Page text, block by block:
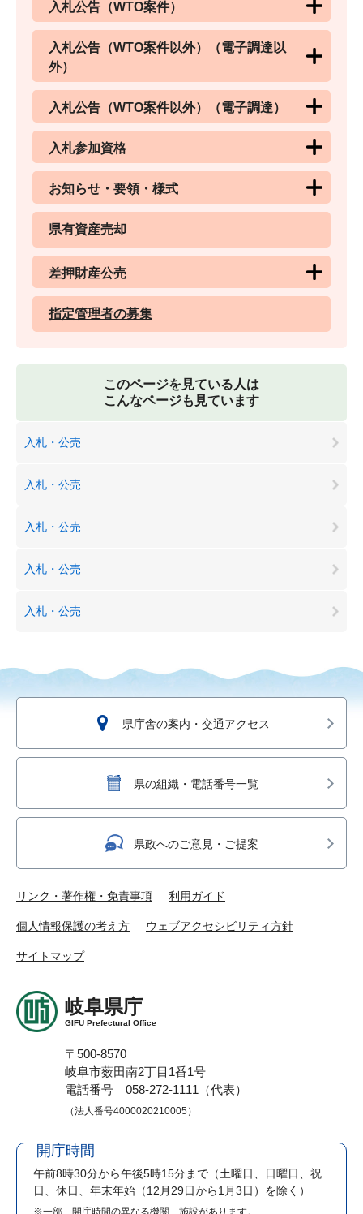
入札公告（WTO案件）
入札公告（WTO案件以外）（電子調達以
外）
入札公告（WTO案件以外）（電子調達）
入札参加資格
お知らせ・要領・様式
県有資産売却
差押財産公売
指定管理者の募集
このページを見ている人は
こんなページも見ています
入札・公売
入札・公売
入札・公売
入札・公売
入札・公売
県庁舎の案内・交通アクセス
県の組織・電話番号一覧
県政へのご意見・ご提案
リンク・著作権・免責事項 利用ガイド
個人情報保護の考え方 ウェブアクセシビリティ方針
サイトマップ
岐阜県庁
GIFU Prefectural Office
〒500-8570
岐阜市薮田南2丁目1番1号
電話番号 058-272-1111（代表）
（法人番号4000020210005）
開庁時間
午前8時30分から午後5時15分まで （土曜日、日曜日、祝
日、休日、年末年始（12月29日から1月3日）を除く）
※一部、開庁時間の異なる機関、施設があります。